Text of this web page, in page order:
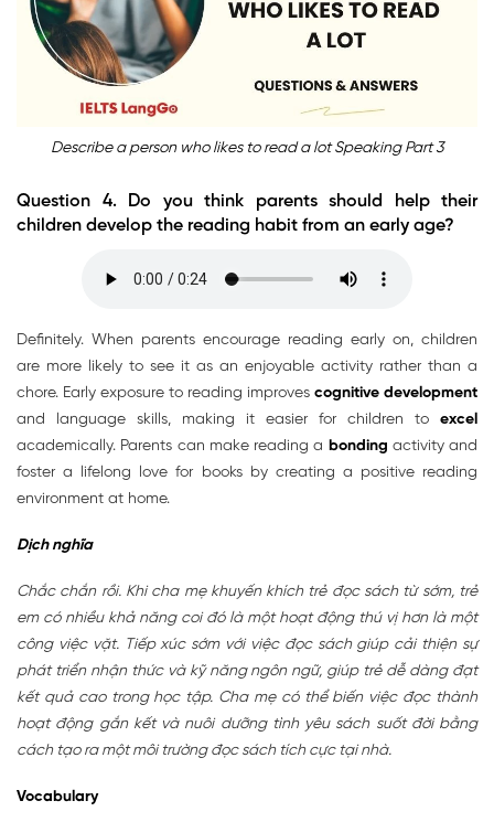
Describe a person who likes to read a lot Speaking Part 3
Question 4. Do you think parents should help their
children develop the reading habit from an early age?
Definitely. When parents encourage reading early on, children
are more likely to see it as an enjoyable activity rather than a
chore. Early exposure to reading improves cognitive development
and language skills, making it easier for children to excel
academically. Parents can make reading a bonding activity and
foster a lifelong love for books by creating a positive reading
environment at home.
Dịch nghĩa
Chắc chắn rồi. Khi cha mẹ khuyến khích trẻ đọc sách từ sớm, trẻ
em có nhiều khả năng coi đó là một hoạt động thú vị hơn là một
công việc vặt. Tiếp xúc sớm với việc đọc sách giúp cải thiện sự
phát triển nhận thức và kỹ năng ngôn ngữ, giúp trẻ dễ dàng đạt
kết quả cao trong học tập. Cha mẹ có thể biến việc đọc thành
hoạt động gắn kết và nuôi dưỡng tình yêu sách suốt đời bằng
cách tạo ra một môi trường đọc sách tích cực tại nhà.
Vocabulary